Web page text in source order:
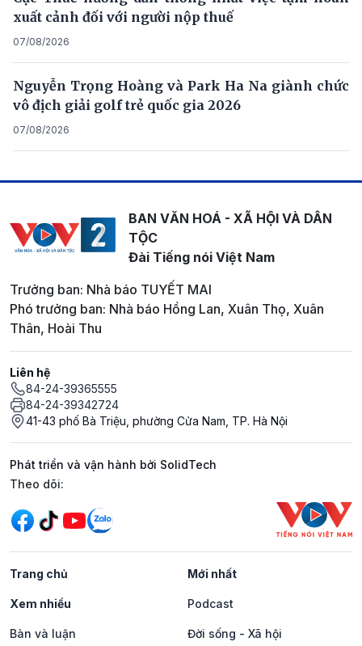
xuất cảnh đối với người nộp thuế
07/08/2026
Nguyễn Trọng Hoàng và Park Ha Na giành chức
vô địch giải golf trẻ quốc gia 2026
07/08/2026
BAN VĂN HOÁ - XÃ HỘI VÀ DÂN
TỘC
Đài Tiếng nói Việt Nam
Trưởng ban: Nhà báo TUYẾT MAI
Phó trưởng ban: Nhà báo Hồng Lan, Xuân Thọ, Xuân
Thân, Hoài Thu
Liên hệ
84-24-39365555
84-24-39342724
41-43 phố Bà Triệu, phường Cửa Nam, TP. Hà Nội
Phát triển và vận hành bởi SolidTech
Mạng xã hội
Theo dõi:
Trang chủ Mới nhất
Xem nhiều Podcast
Bàn và luận Đời sống - Xã hội